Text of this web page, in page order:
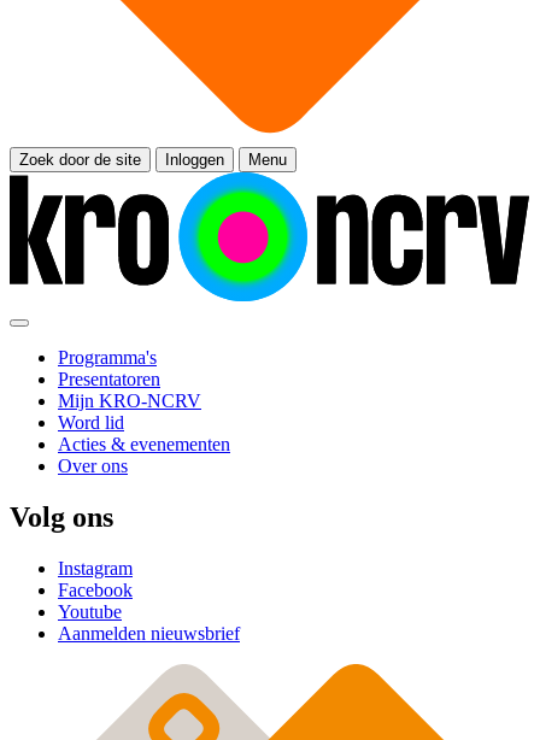
Zoek door de site Inloggen Menu
Programma's
Presentatoren
Mijn KRO-NCRV
Word lid
Acties & evenementen
Over ons
Volg ons
Instagram
Facebook
Youtube
Aanmelden nieuwsbrief